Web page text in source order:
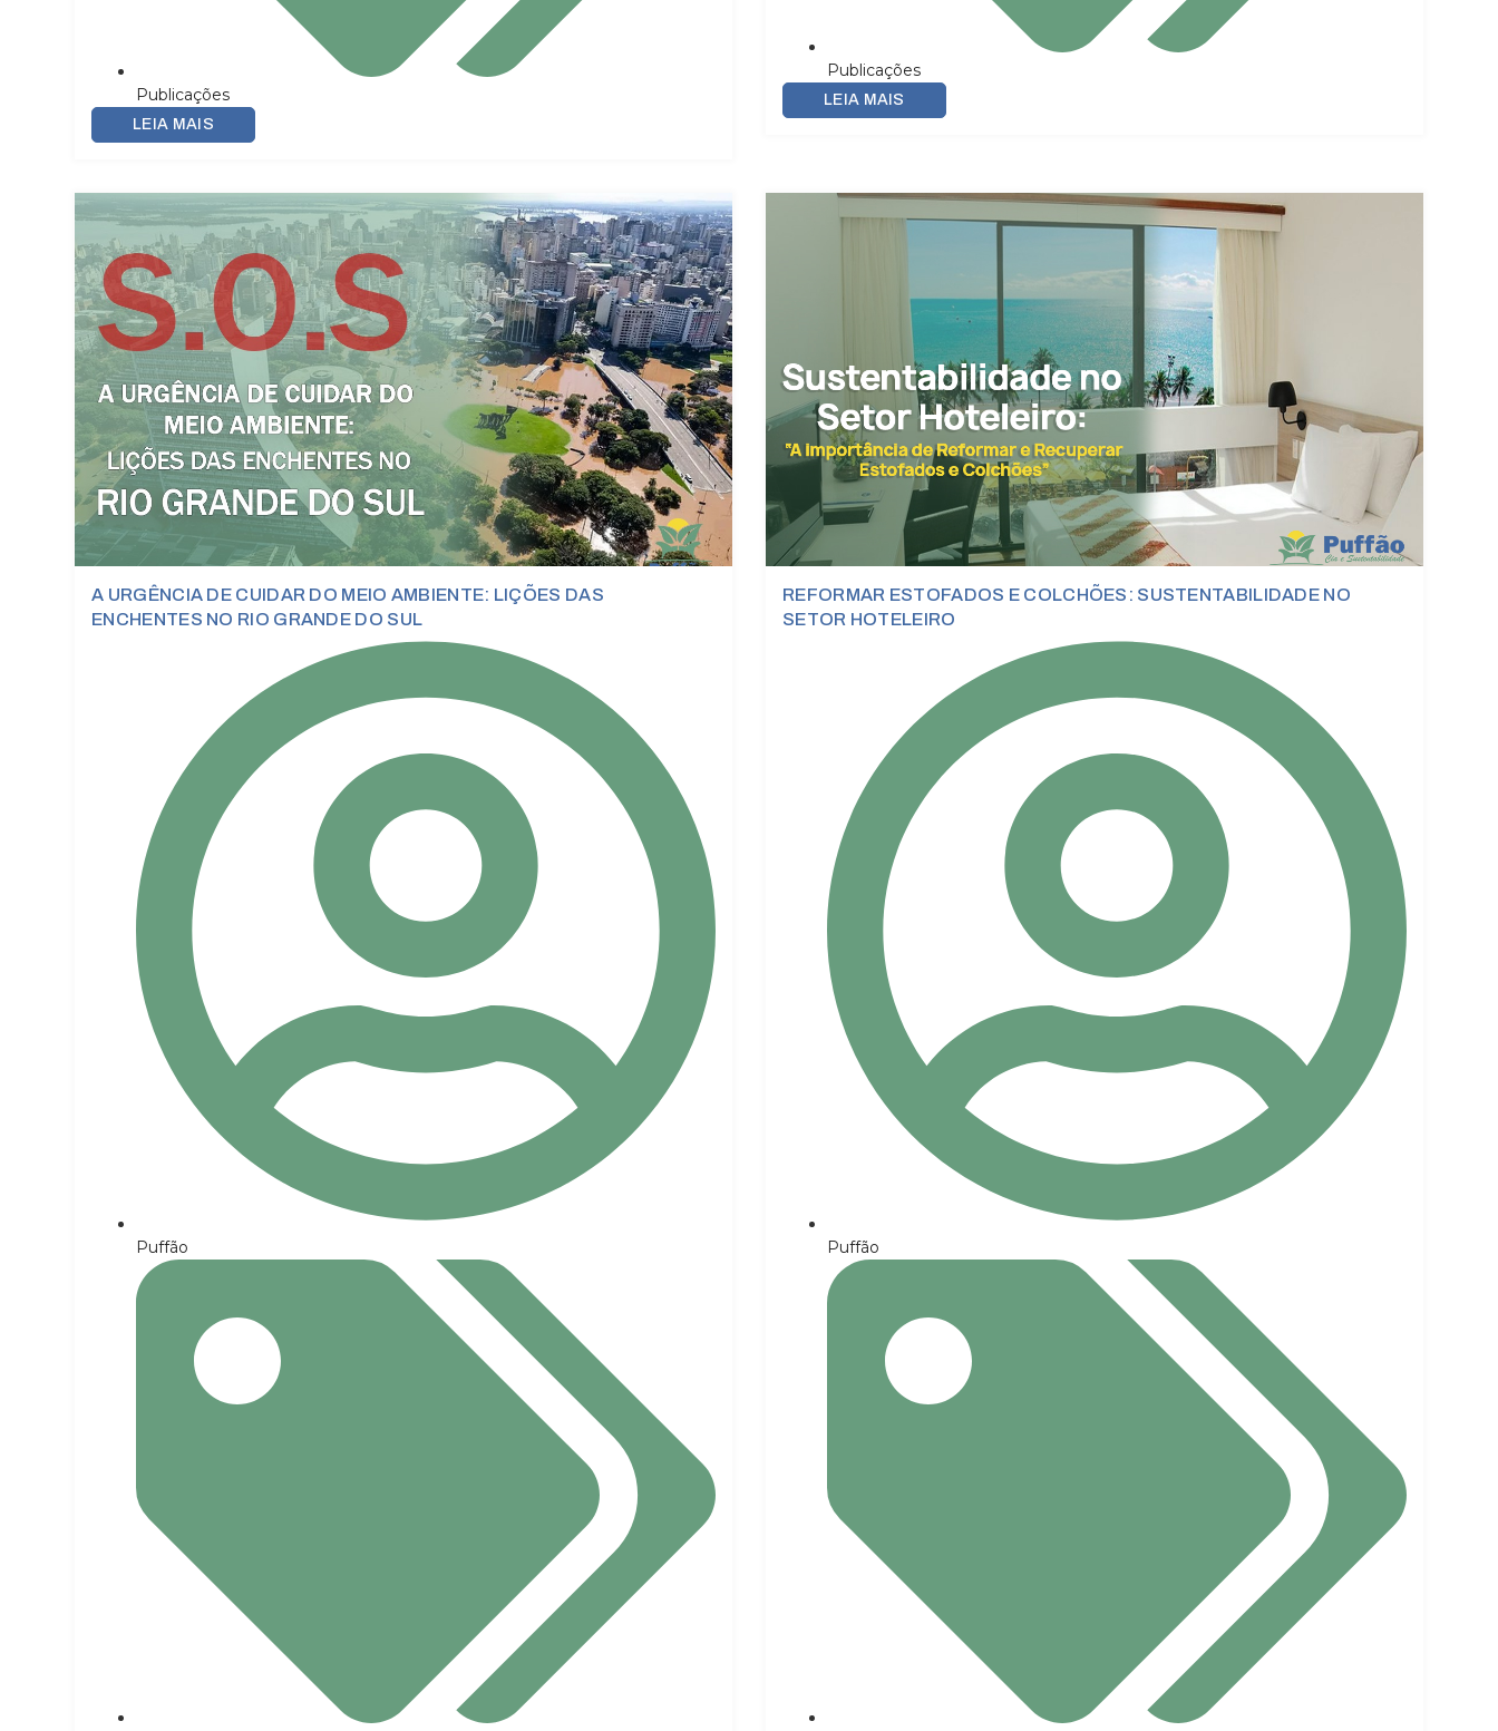
Publicações
LEIA MAIS
Publicações
LEIA MAIS
A URGÊNCIA DE CUIDAR DO MEIO AMBIENTE: LIÇÕES DAS
ENCHENTES NO RIO GRANDE DO SUL
Puffão
REFORMAR ESTOFADOS E COLCHÕES: SUSTENTABILIDADE NO
SETOR HOTELEIRO
Puffão